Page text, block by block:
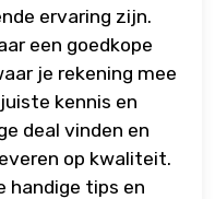
ervaring zijn.
een goedkope
je rekening mee
kennis en
deal vinden en
op kwaliteit.
handige tips en